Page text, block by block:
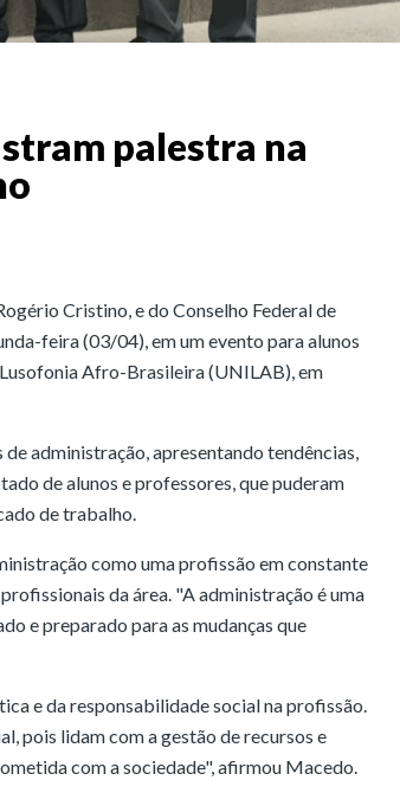
palestra na
Cristino, e do Conselho Federal de
feira (03/04), em um evento para alunos
Afro-Brasileira (UNILAB), em
administração, apresentando tendências,
de alunos e professores, que puderam
de trabalho.
como uma profissão em constante
da área. "A administração é uma
e preparado para as mudanças que
e da responsabilidade social na profissão.
pois lidam com a gestão de recursos e
com a sociedade", afirmou Macedo.